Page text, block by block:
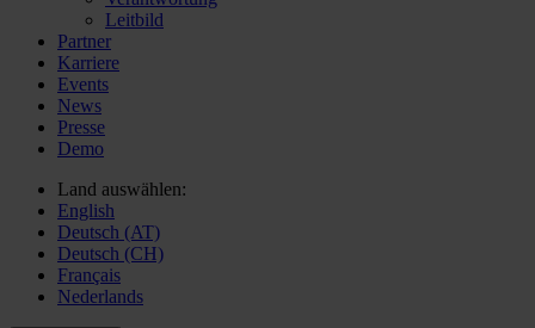
Leitbild
Partner
Karriere
Events
News
Presse
Demo
Land auswählen:
English
Deutsch (AT)
Deutsch (CH)
Français
Nederlands